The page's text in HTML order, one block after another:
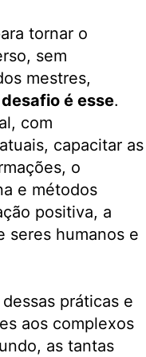
tornar o
sem
mestres,
desafio é esse.
com
capacitar as
o
e métodos
positiva, a
seres humanos e
práticas e
aos complexos
as tantas